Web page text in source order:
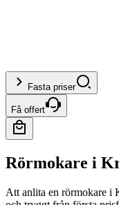
Fasta priser
Få offert
Rörmokare i
Att anlita en rörmokare i